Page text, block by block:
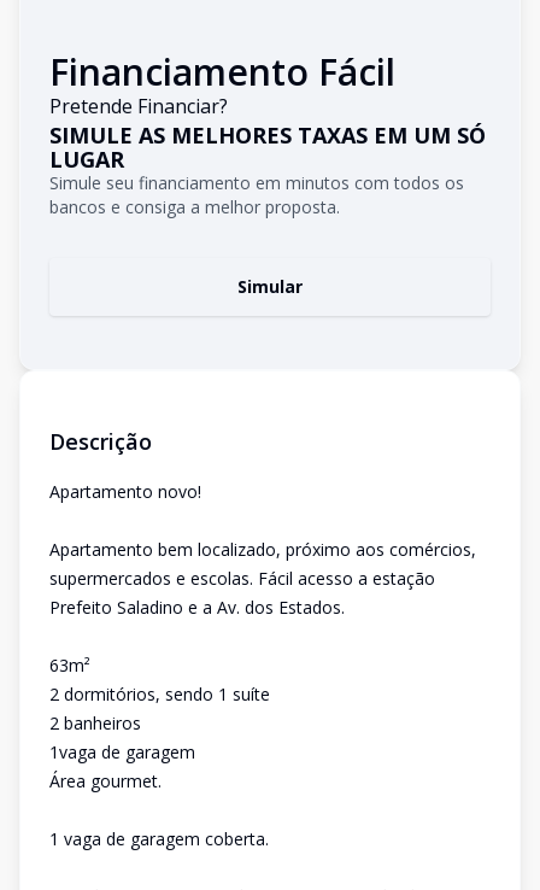
Financiamento Fácil
Pretende Financiar?
SIMULE AS MELHORES TAXAS EM UM SÓ
LUGAR
Simule seu financiamento em minutos com todos os
bancos e consiga a melhor proposta.
Simular
Descrição
Apartamento novo!
Apartamento bem localizado, próximo aos comércios,
supermercados e escolas. Fácil acesso a estação
Prefeito Saladino e a Av. dos Estados.
63m²
2 dormitórios, sendo 1 suíte
2 banheiros
1vaga de garagem
Área gourmet.
1 vaga de garagem coberta.